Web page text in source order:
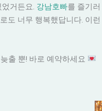
거든요. 강남호빠를 즐기
도 너무 행복했답니다. 이
출 뿐! 바로 예약하세요